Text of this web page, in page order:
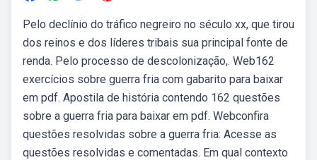
Pelo declínio do tráfico negreiro no século xx, que tirou
dos reinos e dos líderes tribais sua principal fonte de
renda. Pelo processo de descolonização,. Web162
exercícios sobre guerra fria com gabarito para baixar
em pdf. Apostila de história contendo 162 questões
sobre a guerra fria para baixar em pdf. Webconfira
questões resolvidas sobre a guerra fria: Acesse as
questões resolvidas e comentadas. Em qual contexto